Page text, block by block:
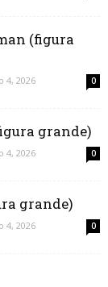
(figura
4, 2026 0
grande)
4, 2026 0
grande)
4, 2026 0